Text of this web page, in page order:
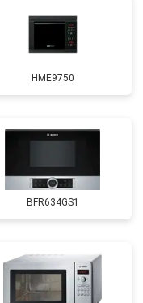
HME9750
BFR634GS1